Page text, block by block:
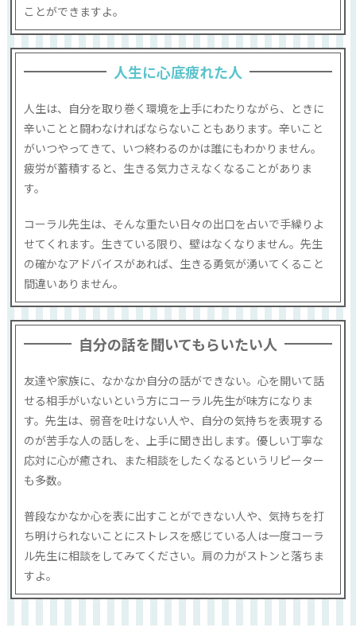
ことができますよ。
人生に心底疲れた人
人生は、自分を取り巻く環境を上手にわたりながら、ときに
辛いことと闘わなければならないこともあります。辛いこと
がいつやってきて、いつ終わるのかは誰にもわかりません。
疲労が蓄積すると、生きる気力さえなくなることがありま
す。
コーラル先生は、そんな重たい日々の出口を占いで手繰りよ
せてくれます。生きている限り、壁はなくなりません。先生
の確かなアドバイスがあれば、生きる勇気が湧いてくること
間違いありません。
自分の話を聞いてもらいたい人
友達や家族に、なかなか自分の話ができない。心を開いて話
せる相手がいないという方にコーラル先生が味方になりま
す。先生は、弱音を吐けない人や、自分の気持ちを表現する
のが苦手な人の話しを、上手に聞き出します。優しい丁寧な
応対に心が癒され、また相談をしたくなるというリピーター
も多数。
普段なかなか心を表に出すことができない人や、気持ちを打
ち明けられないことにストレスを感じている人は一度コーラ
ル先生に相談をしてみてください。肩の力がストンと落ちま
すよ。